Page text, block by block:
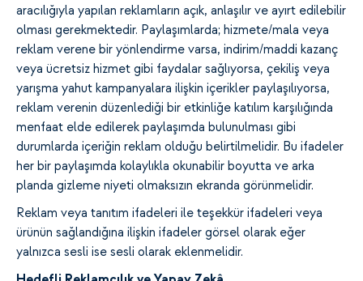
aracılığıyla yapılan reklamların açık, anlaşılır ve ayırt edilebilir
olması gerekmektedir. Paylaşımlarda; hizmete/mala veya
reklam verene bir yönlendirme varsa, indirim/maddi kazanç
veya ücretsiz hizmet gibi faydalar sağlıyorsa, çekiliş veya
yarışma yahut kampanyalara ilişkin içerikler paylaşılıyorsa,
reklam verenin düzenlediği bir etkinliğe katılım karşılığında
menfaat elde edilerek paylaşımda bulunulması gibi
durumlarda içeriğin reklam olduğu belirtilmelidir. Bu ifadeler
her bir paylaşımda kolaylıkla okunabilir boyutta ve arka
planda gizleme niyeti olmaksızın ekranda görünmelidir.
Reklam veya tanıtım ifadeleri ile teşekkür ifadeleri veya
ürünün sağlandığına ilişkin ifadeler görsel olarak eğer
yalnızca sesli ise sesli olarak eklenmelidir.